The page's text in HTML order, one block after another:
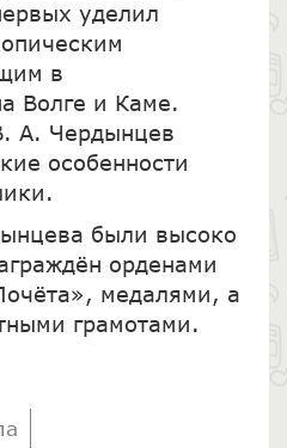
уделил
в
Волге и Каме.
А. Чердынцев
особенности
были высоко
орденами
медалями, а
грамотами.